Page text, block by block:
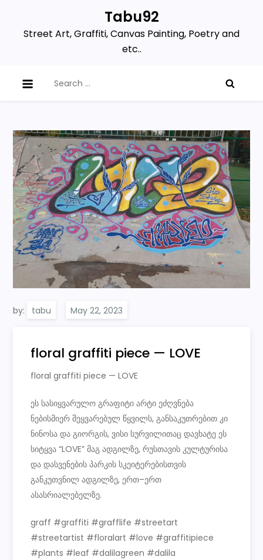
content
Tabu92
Street Art, Graffiti, Canvas Painting, Poetry and
etc..
for:
by: tabu
floral graffiti piece — LOVE
floral graffiti piece — LOVE
ეს სასიყვარულო გრაფიტი არტი ეძღვნება
ნებისმიერ შეყვარებულ წყვილს, განსაკუთრებით კი
ნინოსა და გიორგის, ვისი სურვილითაც დავხატე ეს
სიტყვა “LOVE” მაგ ადგილზე, რუსთავის კულტურისა
და დასვენების პარკის სკეიტერებისთვის
განკუთვნილ ადგილზე, ერთ–ერთ
ასასრიალებელზე.
graff #graffiti #grafflife #streetart
#streetartist #floralart #love #graffitipiece
#plants #leaf #dalilagreen #dalila